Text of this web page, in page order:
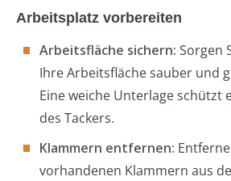
Arbeitsplatz vorbereiten
Arbeitsfläche sichern: Sorgen
Ihre Arbeitsfläche sauber und
Eine weiche Unterlage schützt
des Tackers.
Klammern entfernen:
vorhandenen Klammern aus